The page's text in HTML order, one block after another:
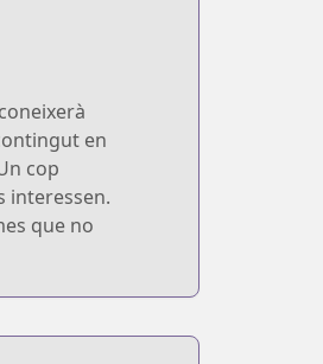
en
cop
interessen.
que no